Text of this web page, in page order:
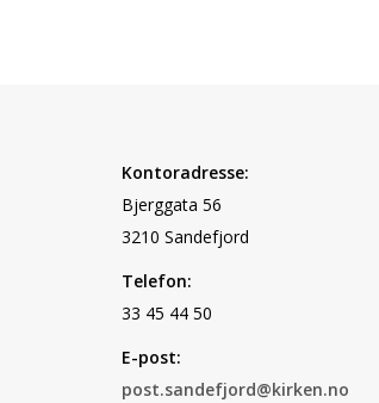
Kontoradresse:
Bjerggata 56
3210 Sandefjord
Telefon:
33 45 44 50
E-post:
post.sandefjord@kirken.no